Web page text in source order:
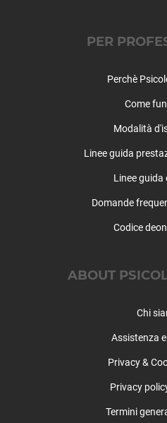
PER
Perchè
Come
Modalità
Linee guida
Linee guida
Domande
Codice
ABOUT
Chi
Assistenza
Privacy &
Privacy
Termini